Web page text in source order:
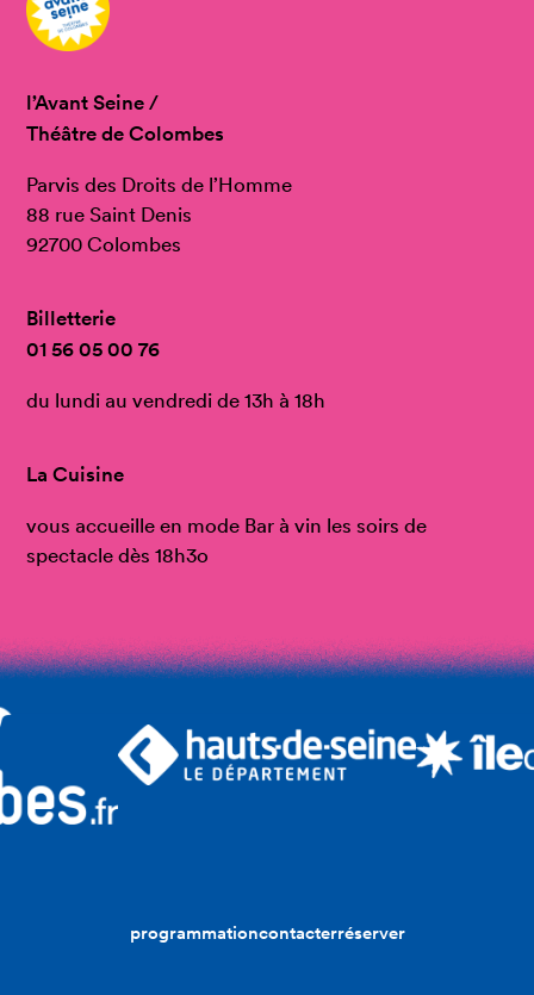
l’Avant Seine /
Théâtre de Colombes
Parvis des Droits de l’Homme
88 rue Saint Denis
92700 Colombes
Billetterie
01 56 05 00 76
du lundi au vendredi de 13h à 18h
La Cuisine
vous accueille en mode Bar à vin les soirs de
spectacle dès 18h3o
programmationcontacterréserver